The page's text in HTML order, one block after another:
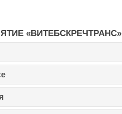
«ВИТЕБСКРЕЧТРАНС»